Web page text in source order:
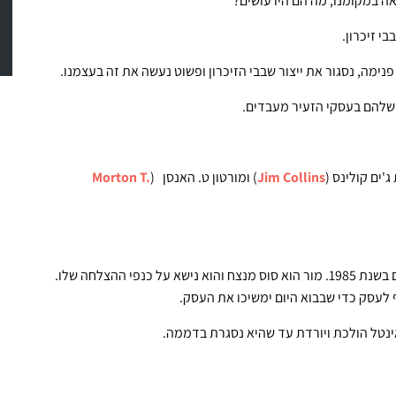
זיכרון.
נסגור את ייצור שבבי הזיכרון ופשוט נעשה את זה בעצמנו.
בעסקי הזעיר מעבדים.
קולינס (Jim Collins) ומורטון ט. האנסן (Morton T.
נניח שגורדון מור היה המנכ"ל של אינטל לאורך כל השנים וגם בשנת 1985. מור הוא סוס מנצח והוא נישא על כנפי ההצלחה שלו.
לעסק כדי שבבוא היום ימשיכו את העסק.
הולכת ויורדת עד שהיא נסגרת בדממה.